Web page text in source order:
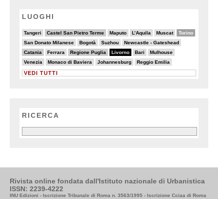
LUOGHI
Tangeri
2/20 Castel San Pietro Terme
6/20 Maputo
4/20 L’Aquila
4/20 Muscat
3/20 Torino
10/20
San Donato Milanese
3/20 Bogotà
2/20 Suzhou
2/20 Newcastle - Gateshead
3/20
Catania
6/20 Ferrara
2/20 Regione Puglia
7/20 Livorno
20/20 Bari
5/20 Mulhouse
4/20
Venezia
4/20 Monaco di Baviera
4/20 Johannesburg
3/20 Reggio Emilia
2/20
VEDI TUTTI
RICERCA
Rivista online fondata dall'Istituto nazionale di Urbanistica
ISSN: 2239-4222
INU Edizioni - Iscrizione Tribunale di Roma n. 3563/1995 - Iscrizione Cciaa di Roma